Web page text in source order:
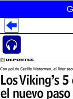
Despliegues
Despliegues
Despliegues